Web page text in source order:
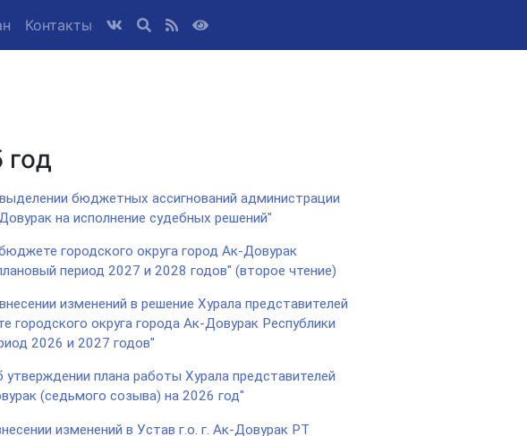
Контакты
год
бюджетных ассигнований администрации
на исполнение судебных решений"
городского округа город Ак-Довурак
период 2027 и 2028 годов" (второе чтение)
изменений в решение Хурала представителей
округа города Ак-Довурак Республики
2026 и 2027 годов"
плана работы Хурала представителей
(седьмого созыва) на 2026 год"
изменений в Устав г.о. г. Ак-Довурак РТ